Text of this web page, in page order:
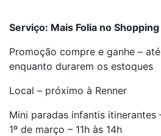
Serviço: Mais Folia no
Promoção compre e ganhe –
enquanto durarem os estoques
Local – próximo à Renner
Mini paradas infantis itinerantes
1º de março – 11h às 14h